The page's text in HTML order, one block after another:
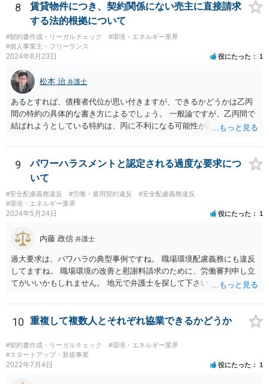
8
賃貸物件につき、契約関係にない売主に直接請求
する法的根拠について
#契約書作成・リーガルチェック
#環境・エネルギー業界
#個人事業主・フリーランス
2024年8月23日 役にたった 1
松本 治 弁護士
あるとすれば、債権者代位が思い付きますが、できるかどうかは乙丙
間の特約の具体的な書き方によるでしょう。 一般論ですが、乙丙間で
結ばれようとしている特約は、丙に不利になる可能性が高いです。
9
パワーハラスメントと認定される過度な要求につ
いて
#安全配慮義務違反 #労働・雇用契約違反
#安全配慮義務違反
#環境・エネルギー業界
2024年5月24日 役にたった 1
内藤 政信 弁護士
過大要求は、パワハラの典型事例ですね。 職場環境配慮義務にも違反
してますね。 職場環境の改善と慰謝料請求のために、労働審判申し立
てがいいかもしれません。 地元で弁護士を探して下さい。
10 重複して複数人とそれぞれ協業できるかどうか
#契約書作成・リーガルチェック
#環境・エネルギー業界
#スタートアップ・新規事業
2022年7月4日 役にたった 1